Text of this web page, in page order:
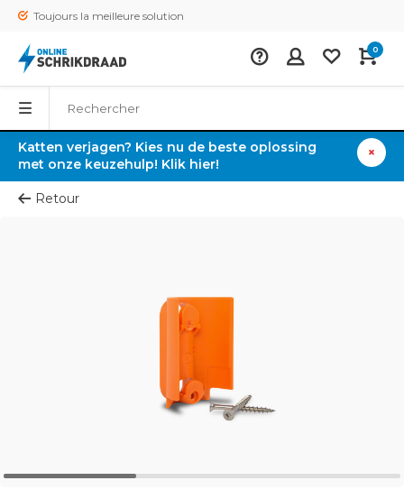
Toujours la meilleure solution
0
Katten verjagen? Kies nu de beste oplossing
met onze keuzehulp! Klik hier!
Retour